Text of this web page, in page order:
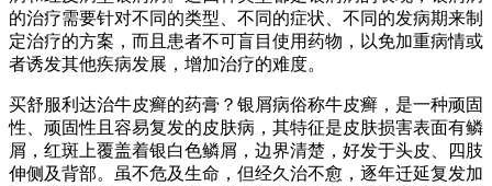
的治疗需要针对不同的类型、不同的症状、不同的发病期来制
定治疗的方案，而且患者不可盲目使用药物，以免加重病情或
者诱发其他疾病发展，增加治疗的难度。
买舒服利达治牛皮癣的药膏？银屑病俗称牛皮癣，是一种顽固
性、顽固性且容易复发的皮肤病，其特征是皮肤损害表面有鳞
屑，红斑上覆盖着银白色鳞屑，边界清楚，好发于头皮、四肢
伸侧及背部。虽不危及生命，但经久治不愈，逐年迁延复发加